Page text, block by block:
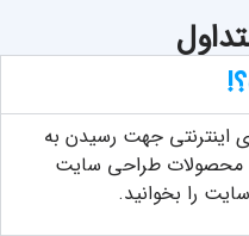
اینترنتی جهت رسیدن به
محصولات طراحی سایت
را بخوانید.